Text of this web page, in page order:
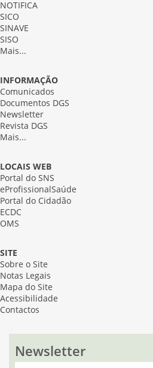
NOTIFICA
SICO
SINAVE
SISO
Mais...
INFORMAÇÃO
Comunicados
Documentos DGS
Newsletter
Revista DGS
Mais...
LOCAIS WEB
Portal do SNS
eProfissionalSaúde
Portal do Cidadão
ECDC
OMS
SITE
Sobre o Site
Notas Legais
Mapa do Site
Acessibilidade
Contactos
Newsletter